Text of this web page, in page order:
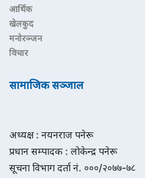
आर्थिक
खेलकुद
मनोरञ्जन
विचार
सामाजिक सञ्जाल
अध्यक्ष : नयनराज पनेरू
प्रधान सम्पादक : लोकेन्द्र पनेरू
सूचना विभाग दर्ता नं. ०००/२०७७-७८